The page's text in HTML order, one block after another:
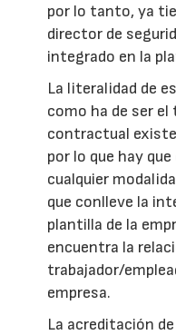
por lo tanto, ya
director de
integrado en la
La literalidad de
como ha de ser el
contractual
por lo que hay
cualquier
que conlleve la
plantilla de la
encuentra la
trabajador/
empresa.
La acreditación